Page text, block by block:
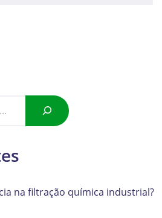
na filtração química industrial?